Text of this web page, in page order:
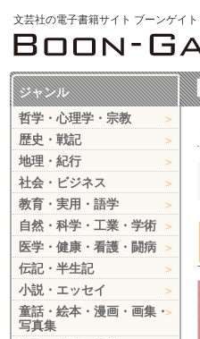
文芸社の電子書籍サイト ブーンゲイト
ジャンル
哲学・心理学・宗教
歴史・戦記
地理・紀行
社会・ビジネス
教育・実用・語学
自然・科学・工業・学術
医学・健康・看護・闘病
伝記・半生記
小説・エッセイ
童話・絵本・漫画・画集・
写真集